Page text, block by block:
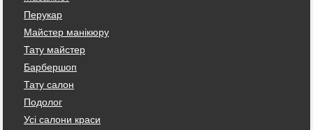
Перукар
Майстер манікюру
Тату майстер
Барбершоп
Тату салон
Подолог
Усі салони краси